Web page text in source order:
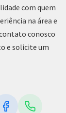
com quem
na área e
conosco
e solicite um